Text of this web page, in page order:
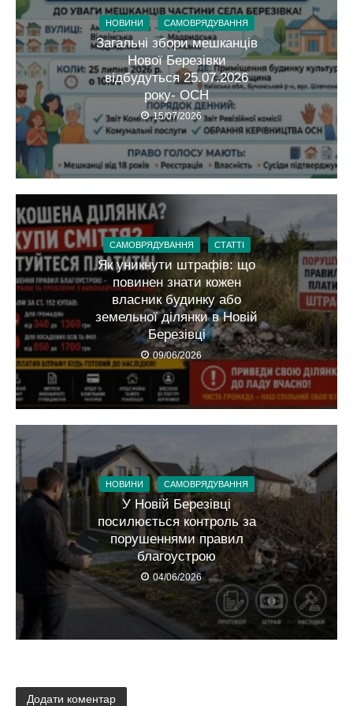
НОВИНИ САМОВРЯДУВАННЯ
Загальні збори мешканців
Нової Березівки
відбудуться 25.07.2026
року- ОСН
15/07/2026
САМОВРЯДУВАННЯ СТАТТІ
Як уникнути штрафів: що
повинен знати кожен
власник будинку або
земельної ділянки в Новій
Березівці
09/06/2026
НОВИНИ САМОВРЯДУВАННЯ
У Новій Березівці
посилюється контроль за
порушеннями правил
благоустрою
04/06/2026
Додати коментар